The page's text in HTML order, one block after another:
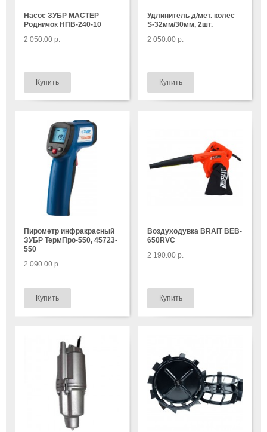
Насос ЗУБР МАСТЕР
Родничок НПВ-240-10
2 050.00 р.
Удлинитель д/мет. колес
S-32мм/30мм, 2шт.
2 050.00 р.
Пирометр инфракрасный
ЗУБР ТермПро-550, 45723-
550
2 090.00 р.
Воздуходувка BRAIT BEB-
650RVC
2 190.00 р.